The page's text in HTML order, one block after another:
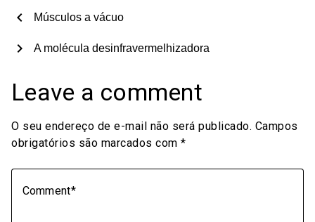
chevron_left Músculos a vácuo
A molécula desinfravermelhizadora
chevron_right
Leave a comment
O seu endereço de e-mail não será publicado. Campos
obrigatórios são marcados com *
Comment